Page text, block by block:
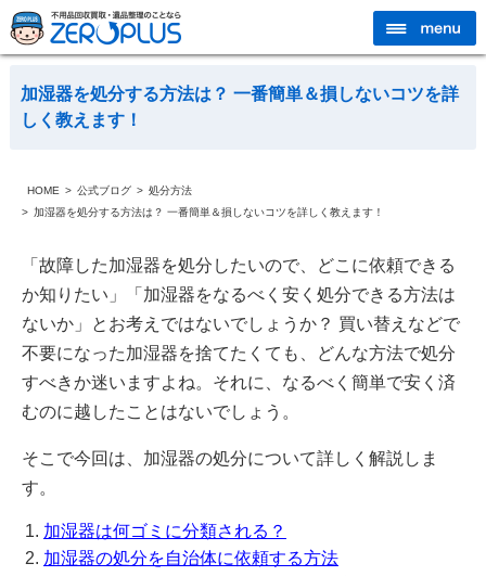
加湿器を処分する方法は？ 一番簡単＆損しないコツを詳
しく教えます！
HOME 公式ブログ
処分方法
加湿器を処分する方法は？ 一番簡単＆損しないコツを詳しく教えます！
「故障した加湿器を処分したいので、どこに依頼できる
か知りたい」「加湿器をなるべく安く処分できる方法は
ないか」とお考えではないでしょうか？ 買い替えなどで
不要になった加湿器を捨てたくても、どんな方法で処分
すべきか迷いますよね。それに、なるべく簡単で安く済
むのに越したことはないでしょう。
そこで今回は、加湿器の処分について詳しく解説しま
す。
加湿器は何ゴミに分類される？
加湿器の処分を自治体に依頼する方法